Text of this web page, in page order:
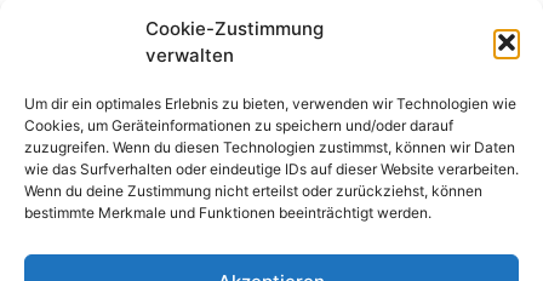
Cookie-Zustimmung
verwalten
Um dir ein optimales Erlebnis zu bieten, verwenden wir Technologien wie
Cookies, um Geräteinformationen zu speichern und/oder darauf
zuzugreifen. Wenn du diesen Technologien zustimmst, können wir Daten
wie das Surfverhalten oder eindeutige IDs auf dieser Website verarbeiten.
Wenn du deine Zustimmung nicht erteilst oder zurückziehst, können
bestimmte Merkmale und Funktionen beeinträchtigt werden.
Messkampagne erfolgreich beendet //
Measurement campaign successfully completed
BumbleB – Großer Andrang // Huge turnout
Zwischenbericht veröffentlicht // Interim report
published